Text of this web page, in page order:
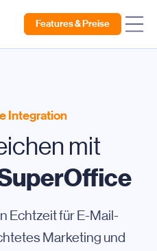
Features & Preise
Integration
mit
Echtzeit für E-Mail-
Marketing und